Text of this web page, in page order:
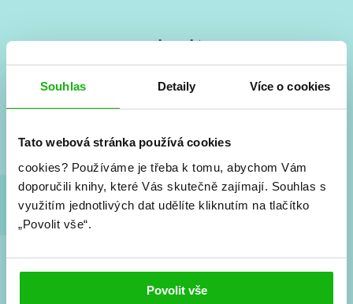
Souhlas Detaily Více o cookies
Tato webová stránka používá cookies
cookies? Používáme je třeba k tomu, abychom Vám
doporučili knihy, které Vás skutečně zajímají. Souhlas s
využitím jednotlivých dat udělíte kliknutím na tlačítko
„Povolit vše“.
Povolit vše
Vše kolem #youngadult každý měsíc rovnou do mailu!
a seriálové adaptace a další.
Souhlasím spodmínkami zpracování osobních údajů